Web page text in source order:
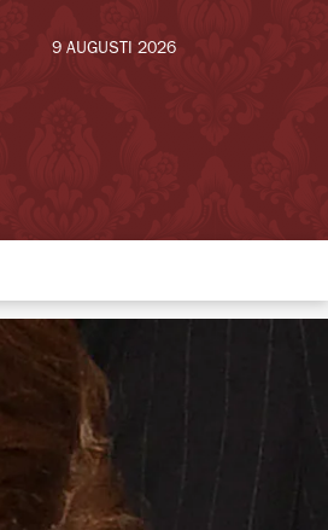
9 AUGUSTI 2026